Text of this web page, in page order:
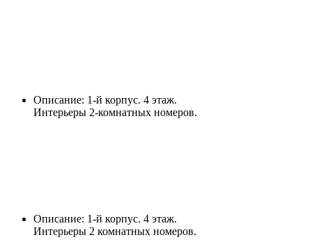
Описание: 1-й корпус. 4 этаж.
Интерьеры 2-комнатных номеров.
Описание: 1-й корпус. 4 этаж.
Интерьеры 2 комнатных номеров.